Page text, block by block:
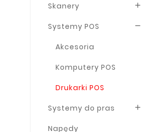
Skanery 
Systemy POS 
Akcesoria
Komputery POS
Drukarki POS
Systemy do pras 
Napędy